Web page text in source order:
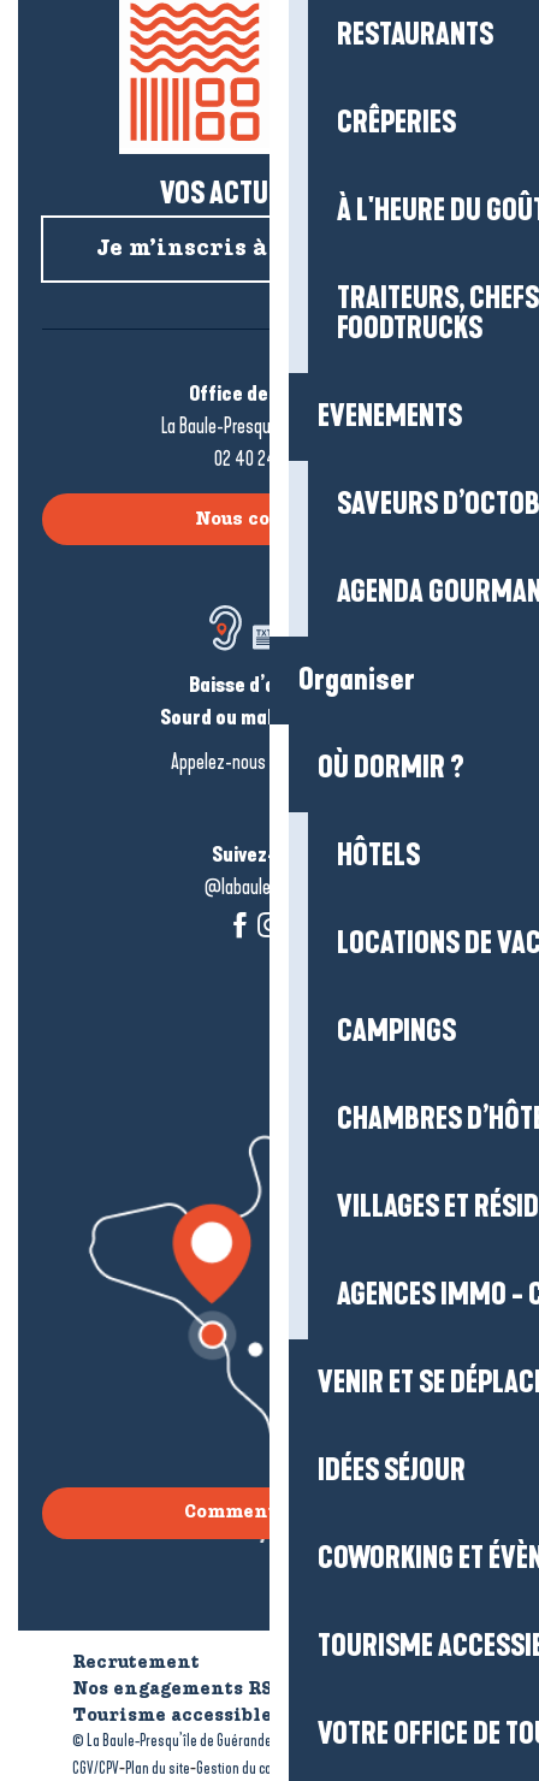
RESTAURANTS
CRÊPERIES
À L'HEURE DU
TRAITEURS,
FOODTRUCKS
EVENEMENTS
SAVEURS
AGENDA
Organiser
OÙ DORMIR ?
HÔTELS
LOCATIONS DE
CAMPINGS
CHAMBRES
VILLAGES ET
AGENCES IMMO -
VENIR ET SE
IDÉES SÉJOUR
COWORKING ET
TOURISME
VOTRE OFFICE DE
VOS ACTUS SALÉES !
Je m’inscris à la newsletter
Office de tourisme
La Baule-Presqu’île de Guérande
02 40 24 34 44
Nous contacter
Baisse d’audition ?
Sourd ou malentendant ?
Appelez-nous en
cliquant-ici
Suivez-nous !
@labauleguérande
Comment venir ?
Recrutement
Nos engagements RSE
Tourisme accessible
© La Baule-Presqu’île de Guérande tourisme-Mentions légales-
CGV/CPV-Plan du site-Gestion du consentement